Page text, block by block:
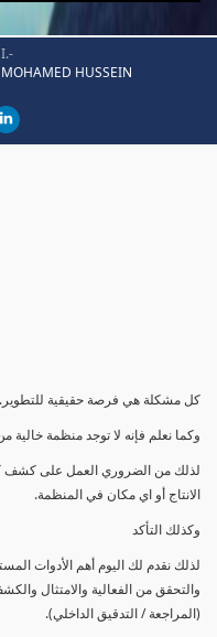
I.-
MOHAMED HUSSEIN
كل مشكلة هي فرصة حقيقية للتطوير.
وكما نعلم فإنه لا توجد منظمة خالية
لذلك من الضروري العمل على كشف
الانتاج أو اي مكان في المنظمة.
وكذلك التأكد
لذلك نقدم لك اليوم أهم الأدوات
والتحقق من الفعالية والامتثال
(المراجعة / التدقيق الداخلي).